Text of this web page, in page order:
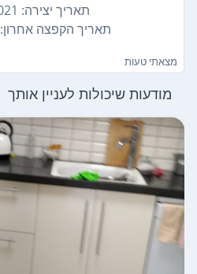
תאריך יצירה: 01/09/2021
תאריך הקפצה אחרון: 15/10/2021
מצאתי טעות
מודעות שיכולות לעניין אותך